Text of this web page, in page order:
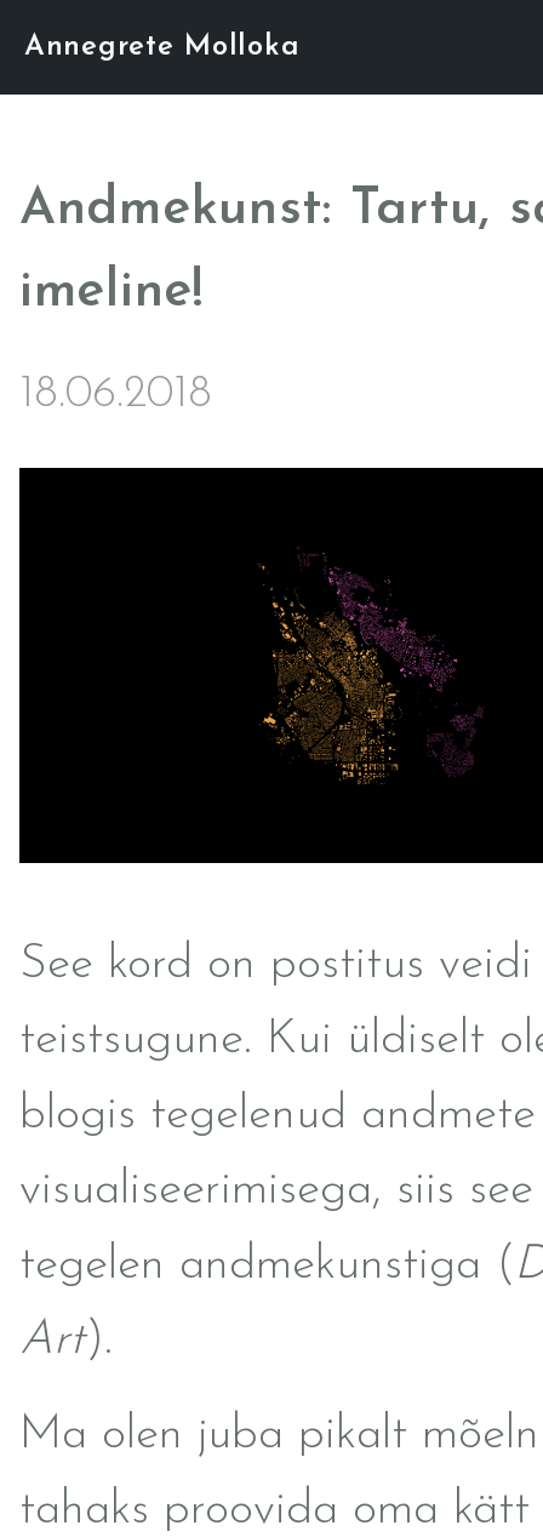
Annegrete Molloka
Andmekunst: Tartu,
imeline!
18.06.2018
See kord on postitus veidi
teistsugune. Kui üldiselt
blogis tegelenud andmete
visualiseerimisega, siis
tegelen andmekunstiga (
Art).
Ma olen juba pikalt
tahaks proovida oma kätt